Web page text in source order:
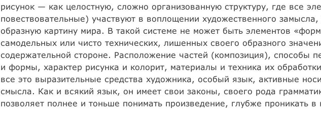
рисунок — как целостную, сложно организованную структуру, где все
повествовательные) участвуют в воплощении художественного
образную картину мира. В такой системе не может быть элементов
самодельных или чисто технических, лишенных своего образного
содержательной стороне. Расположение частей (композиция), способы
и формы, характер рисунка и колорит, материалы и техника их
все это выразительные средства художника, особый язык, активные
смысла. Как и всякий язык, он имеет свои законы, своего рода
позволяет полнее и тоньше понимать произведение, глубже проникать в